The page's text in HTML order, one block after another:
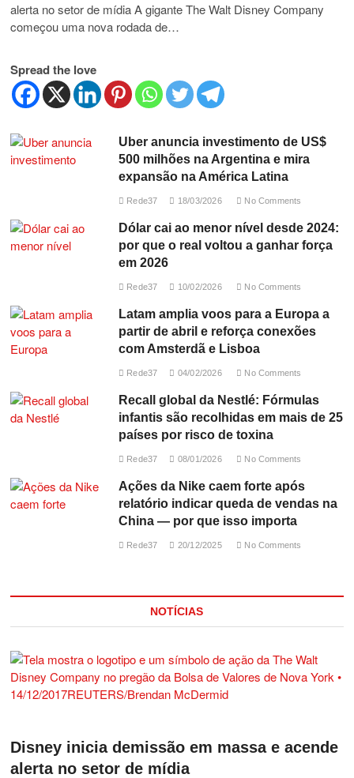
alerta no setor de mídia A gigante The Walt Disney Company
começou uma nova rodada de…
Spread the love
Uber anuncia investimento de US$
500 milhões na Argentina e mira
expansão na América Latina
Rede37 18/03/2026 No Comments
Dólar cai ao menor nível desde 2024:
por que o real voltou a ganhar força
em 2026
Rede37 10/02/2026 No Comments
Latam amplia voos para a Europa a
partir de abril e reforça conexões
com Amsterdã e Lisboa
Rede37 04/02/2026 No Comments
Recall global da Nestlé: Fórmulas
infantis são recolhidas em mais de 25
países por risco de toxina
Rede37 08/01/2026 No Comments
Ações da Nike caem forte após
relatório indicar queda de vendas na
China — por que isso importa
Rede37 20/12/2025 No Comments
NOTÍCIAS
Disney inicia demissão em massa e acende
alerta no setor de mídia